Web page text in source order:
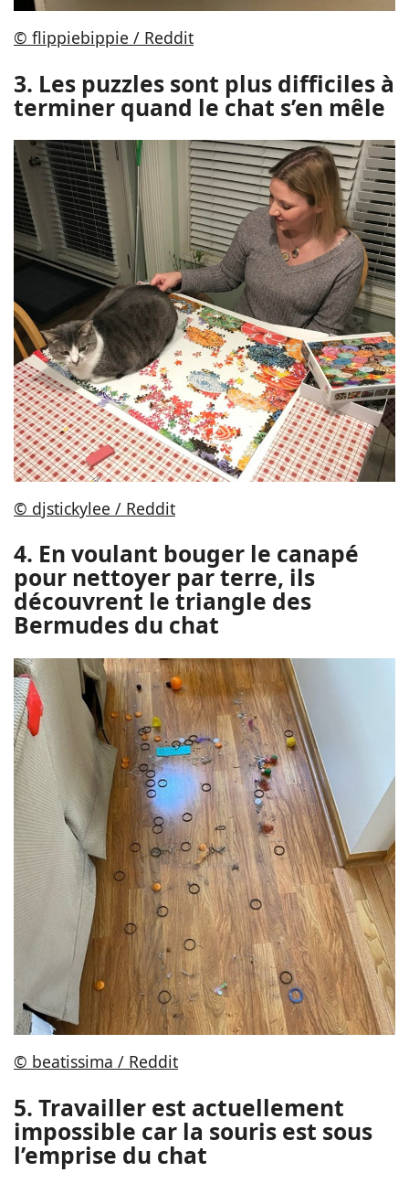
© flippiebippie / Reddit
3. Les puzzles sont plus difficiles à
terminer quand le chat s’en mêle
© djstickylee / Reddit
4. En voulant bouger le canapé
pour nettoyer par terre, ils
découvrent le triangle des
Bermudes du chat
© beatissima / Reddit
5. Travailler est actuellement
impossible car la souris est sous
l’emprise du chat